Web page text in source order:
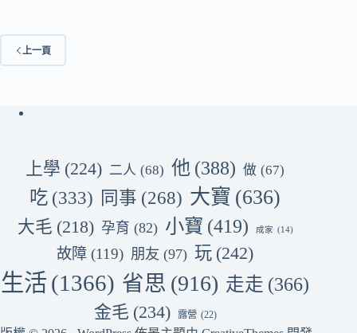
上一頁
上學 (224) 二人 (68) 他 (388) 做 (67)
吃 (333) 同事 (268) 大寶 (636)
大毛 (218) 孕育 (82) 小寶 (419) 成家 (14)
故障 (119) 朋友 (97) 玩 (242)
生活 (1366) 省思 (916) 走走 (366)
金毛 (234) 露營 (22)